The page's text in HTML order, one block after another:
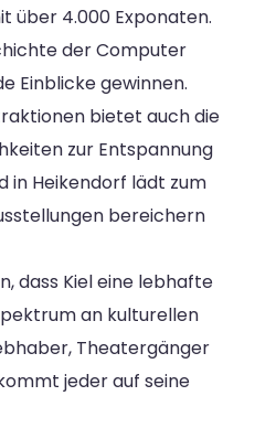
über 4.000 Exponaten.
der Computer
Einblicke gewinnen.
bietet auch die
zur Entspannung
in Heikendorf lädt zum
bereichern
dass Kiel eine lebhafte
an kulturellen
Theatergänger
jeder auf seine